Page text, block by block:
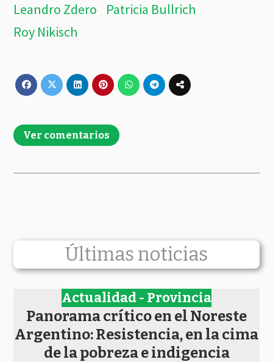
Leandro Zdero
Patricia Bullrich
Roy Nikisch
Ver comentarios
Últimas noticias
Panorama crítico en el Noreste
Argentino: Resistencia, en la cima
de la pobreza e indigencia
Actualidad - Provincia